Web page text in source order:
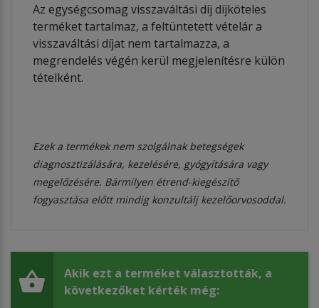
Az egységcsomag visszaváltási díj díjköteles
terméket tartalmaz, a feltüntetett vételár a
visszaváltási díjat nem tartalmazza, a
megrendelés végén kerül megjelenítésre külön
tételként.
Ezek a termékek nem szolgálnak betegségek
diagnosztizálására, kezelésére, gyógyítására vagy
megelőzésére. Bármilyen étrend-kiegészítő
fogyasztása előtt mindig konzultálj kezelőorvosoddal.
Akik ezt a terméket választották, a
következőket kérték még: